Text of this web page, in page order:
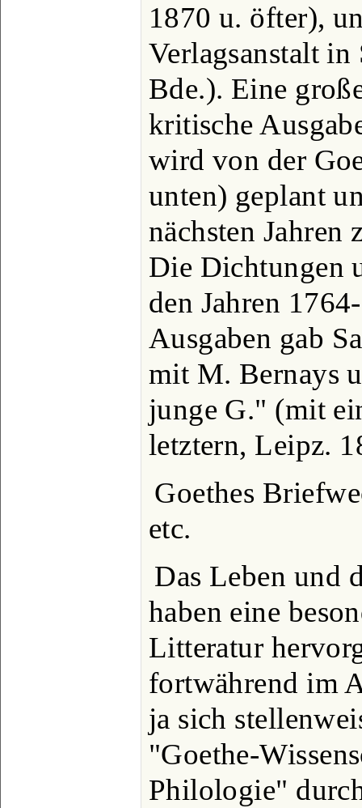
1870 u. öfter),
Verlagsanstalt
Bde.). Eine
kritische
wird von der
unten) geplant
nächsten Jahren
Die Dichtungen
den Jahren
Ausgaben gab
mit M. Bernays
junge G." (mit
letztern, Leipz.
Goethes
etc.
Das Leben und
haben eine
Litteratur
fortwährend im
ja sich
"Goethe-
Philologie"